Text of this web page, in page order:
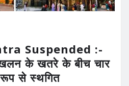
Suspended :-
के खतरे के बीच चार
रूप से स्थगित